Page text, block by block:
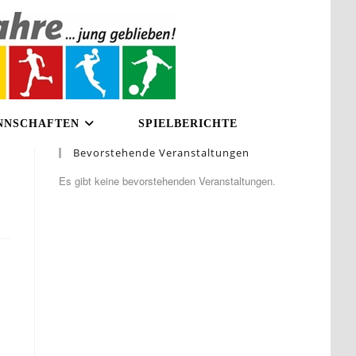
SPIELBERICHTE
Bevorstehende Veranstaltungen
Es gibt keine bevorstehenden Veranstaltungen.